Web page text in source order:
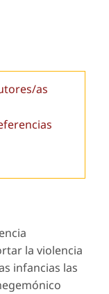
as
la violencia
infancias las